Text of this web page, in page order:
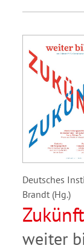
Deutsches
Brandt (Hg.)
weiter